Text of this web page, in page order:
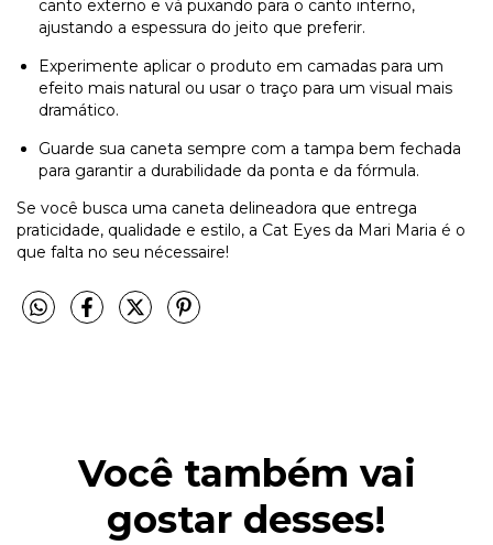
canto externo e vá puxando para o canto interno,
ajustando a espessura do jeito que preferir.
Experimente aplicar o produto em camadas para um
efeito mais natural ou usar o traço para um visual mais
dramático.
Guarde sua caneta sempre com a tampa bem fechada
para garantir a durabilidade da ponta e da fórmula.
Se você busca uma caneta delineadora que entrega
praticidade, qualidade e estilo, a Cat Eyes da Mari Maria é o
que falta no seu nécessaire!
Você também vai
gostar desses!